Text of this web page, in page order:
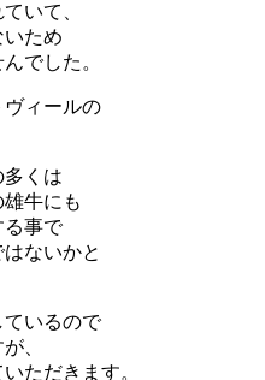
いて、
ため
でした。
ィールの
くは
牛にも
る事で
ないかと
いるので
、
ただきます。